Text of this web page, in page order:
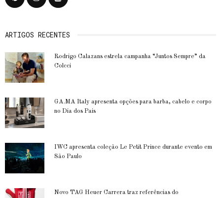
ARTIGOS RECENTES
Rodrigo Calazans estrela campanha “Juntos Sempre” da
Colcci
GA.MA Italy apresenta opções para barba, cabelo e corpo
no Dia dos Pais
IWC apresenta coleção Le Petit Prince durante evento em
São Paulo
Novo TAG Heuer Carrera traz referências do